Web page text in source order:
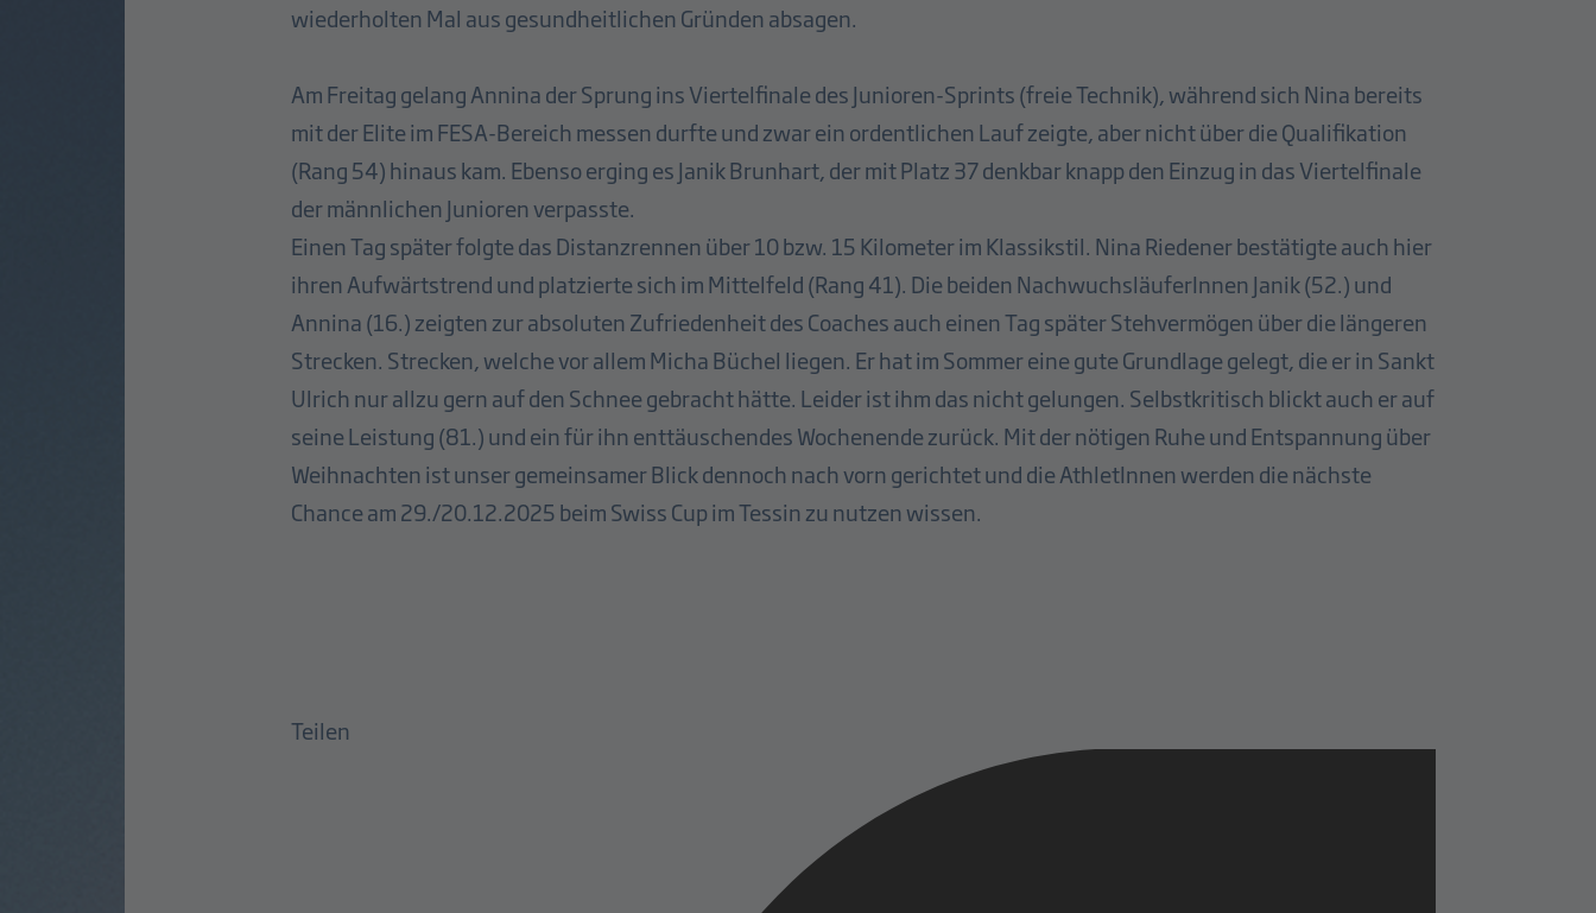
wiederholten Mal aus gesundheitlichen Gründen absagen.
Am Freitag gelang Annina der Sprung ins Viertelfinale des Junioren-Sprints (freie Technik), während sich Nina bereits
mit der Elite im FESA-Bereich messen durfte und zwar ein ordentlichen Lauf zeigte, aber nicht über die Qualifikation
(Rang 54) hinaus kam. Ebenso erging es Janik Brunhart, der mit Platz 37 denkbar knapp den Einzug in das Viertelfinale
der männlichen Junioren verpasste.
Einen Tag später folgte das Distanzrennen über 10 bzw. 15 Kilometer im Klassikstil. Nina Riedener bestätigte auch hier
ihren Aufwärtstrend und platzierte sich im Mittelfeld (Rang 41). Die beiden NachwuchsläuferInnen Janik (52.) und
Annina (16.) zeigten zur absoluten Zufriedenheit des Coaches auch einen Tag später Stehvermögen über die längeren
Strecken. Strecken, welche vor allem Micha Büchel liegen. Er hat im Sommer eine gute Grundlage gelegt, die er in Sankt
Ulrich nur allzu gern auf den Schnee gebracht hätte. Leider ist ihm das nicht gelungen. Selbstkritisch blickt auch er auf
seine Leistung (81.) und ein für ihn enttäuschendes Wochenende zurück. Mit der nötigen Ruhe und Entspannung über
Weihnachten ist unser gemeinsamer Blick dennoch nach vorn gerichtet und die AthletInnen werden die nächste
Chance am 29./20.12.2025 beim Swiss Cup im Tessin zu nutzen wissen.
Teilen